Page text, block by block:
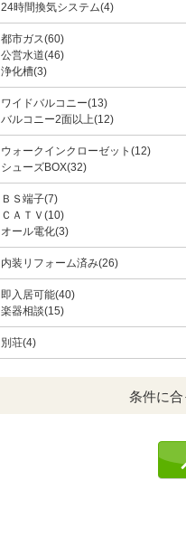
24時間換気システム(4)
都市ガス(60)
公営水道(46)
浄化槽(3)
ワイドバルコニー(13)
バルコニー2面以上(12)
ウォークインクローゼット(12)
シューズBOX(32)
ＢＳ端子(7)
ＣＡＴＶ(10)
オール電化(3)
内装リフォーム済み(26)
即入居可能(40)
楽器相談(15)
別荘(4)
条件に合